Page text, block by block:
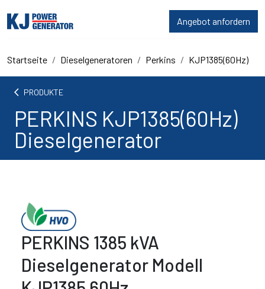
Angebot anfordern
Startseite Dieselgeneratoren Perkins KJP1385(60Hz)
arrow_back_ios PRODUKTE
PERKINS KJP1385(60Hz)
Dieselgenerator
PERKINS 1385 kVA
Dieselgenerator Modell